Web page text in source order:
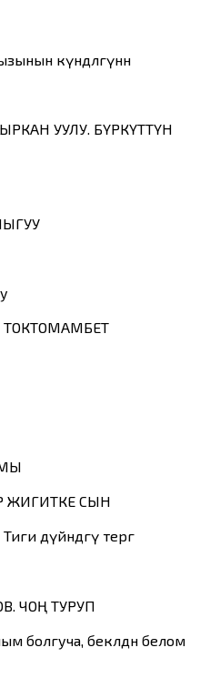
күндөлгүнөн
УУЛУ. БҮРКҮТТҮН
ЖИГИТКЕ СЫН
дүйнөдөгү тергөө
ЧОҢ ТУРУП
болгуча, бекөөлдөн белом